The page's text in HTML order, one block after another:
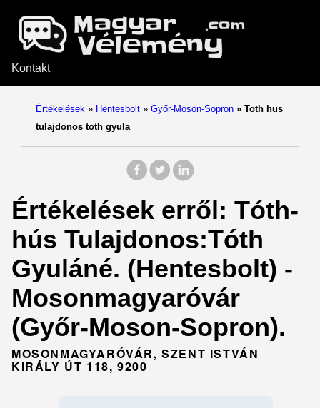
Kontakt
Értékelések » Hentesbolt » Győr-Moson-Sopron » Toth hus
tulajdonos toth gyula
Értékelések erről: Tóth-
hús Tulajdonos:Tóth
Gyuláné. (Hentesbolt) -
Mosonmagyaróvár
(Győr-Moson-Sopron).
MOSONMAGYARÓVÁR, SZENT ISTVÁN
KIRÁLY ÚT 118, 9200